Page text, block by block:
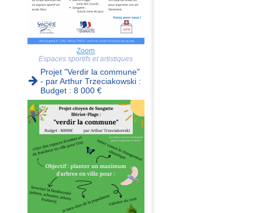
Zoom
Espaces sportifs et artistiques
Projet "Verdir la commune"
- par Arthur Trzeciakowski :
Budget : 8 000 €